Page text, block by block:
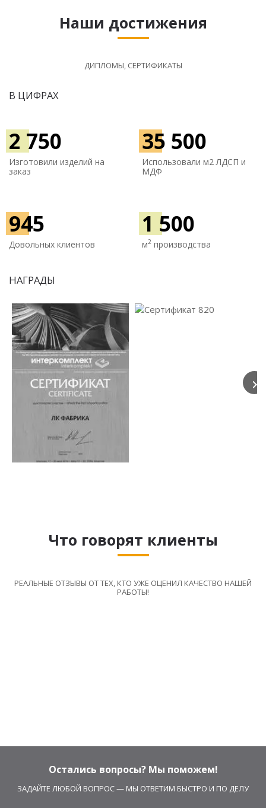
Наши достижения
ДИПЛОМЫ, СЕРТИФИКАТЫ
В ЦИФРАХ
2 750
Изготовили изделий на
заказ
35 500
Использовали м2 ЛДСП и
МДФ
945
Довольных клиентов
1 500
м2 производства
НАГРАДЫ
Что говорят клиенты
РЕАЛЬНЫЕ ОТЗЫВЫ ОТ ТЕХ, КТО УЖЕ ОЦЕНИЛ КАЧЕСТВО НАШЕЙ
РАБОТЫ!
Остались вопросы? Мы поможем!
ЗАДАЙТЕ ЛЮБОЙ ВОПРОС — МЫ ОТВЕТИМ БЫСТРО И ПО ДЕЛУ